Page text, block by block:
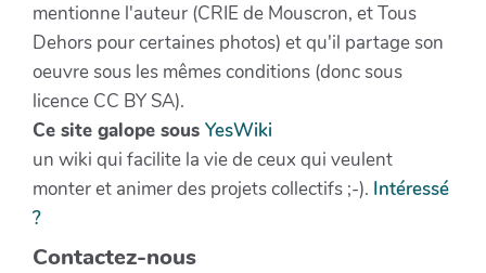
mentionne l'auteur (CRIE de Mouscron, et Tous
Dehors pour certaines photos) et qu'il partage son
oeuvre sous les mêmes conditions (donc sous
licence CC BY SA).
Ce site galope sous YesWiki
un wiki qui facilite la vie de ceux qui veulent
monter et animer des projets collectifs ;-). Intéressé
?
Contactez-nous